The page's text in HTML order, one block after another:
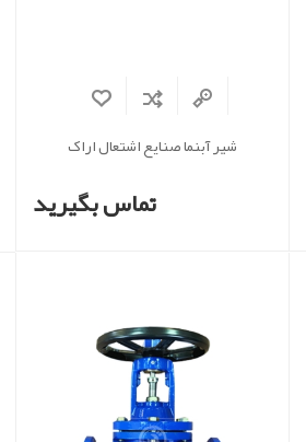
شیر آبنما صنایع اشتعال اراک
تماس بگیرید